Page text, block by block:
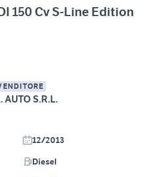
150 Cv S-Line Edition
AUTO S.R.L.
12/2013
Diesel